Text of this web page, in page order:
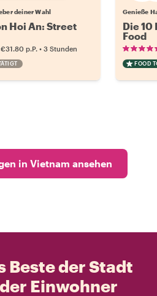
deiner Wahl
Hoi An: Street
€31.80 p.P. • 3 Stunden
Genieße
Die 10
Food
FOOD
in Vietnam ansehen
Beste der Stadt
Einwohner